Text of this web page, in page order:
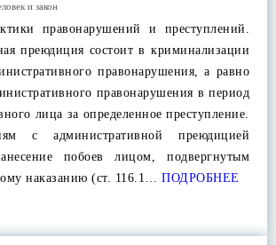
и закон
правонарушений и преступлений.
преюдиция состоит в криминализации
правонарушения, а равно
правонарушения в период
лица за определенное преступление.
с административной преюдицией
побоев лицом, подвергнутым
наказанию (ст. 116.1… ПОДРОБНЕЕ